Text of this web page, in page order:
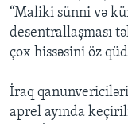
“Maliki sünni və
desentrallaşması
çox hissəsini öz
İraq
aprel ayında